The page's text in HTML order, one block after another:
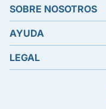
SOBRE NOSOTROS
AYUDA
LEGAL